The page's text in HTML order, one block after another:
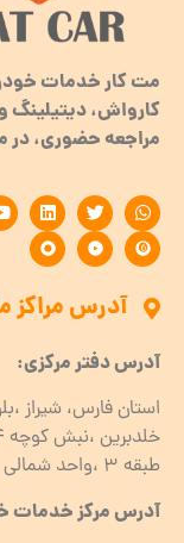
مت کار خدمات
کارواش، دیتیلینگ
مراجعه حضوری، در
آدرس مراکز
آدرس دفتر مرکزی:
استان فارس، شیراز
طبقه ۳ ،واحد شمالی
آدرس مرکز خدمات